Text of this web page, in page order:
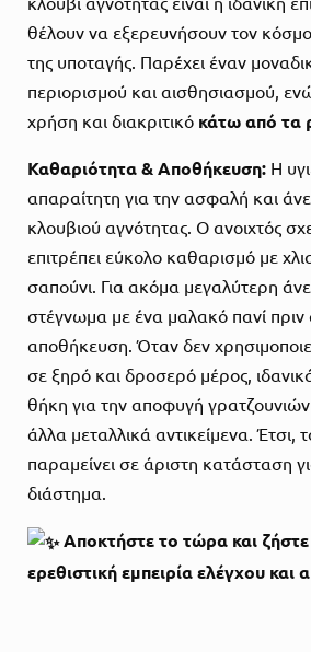
θέλουν να εξερευνήσουν τον
της υποταγής. Παρέχει έναν
περιορισμού και αισθησιασμού,
χρήση και διακριτικό κάτω από τα
Καθαριότητα & Αποθήκευση: Η
απαραίτητη για την ασφαλή και
κλουβιού αγνότητας. Ο ανοιχτός
επιτρέπει εύκολο καθαρισμό με
σαπούνι. Για ακόμα μεγαλύτερη
στέγνωμα με ένα μαλακό πανί πριν
αποθήκευση. Όταν δεν
σε ξηρό και δροσερό μέρος,
θήκη για την αποφυγή
άλλα μεταλλικά αντικείμενα. Έτσι,
παραμείνει σε άριστη κατάσταση
διάστημα.
Αποκτήστε το τώρα και
ερεθιστική εμπειρία ελέγχου και